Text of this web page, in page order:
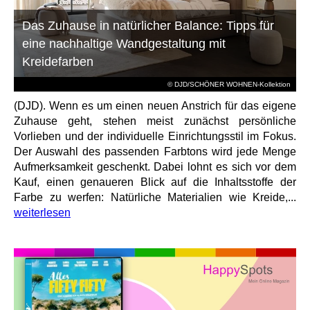
© DJD/SCHÖNER WOHNEN-Kollektion
Das Zuhause in natürlicher Balance: Tipps für
eine nachhaltige Wandgestaltung mit
Kreidefarben
(DJD). Wenn es um einen neuen Anstrich für das eigene
Zuhause geht, stehen meist zunächst persönliche
Vorlieben und der individuelle Einrichtungsstil im Fokus.
Der Auswahl des passenden Farbtons wird jede Menge
Aufmerksamkeit geschenkt. Dabei lohnt es sich vor dem
Kauf, einen genaueren Blick auf die Inhaltsstoffe der
Farbe zu werfen: Natürliche Materialien wie Kreide,...
weiterlesen